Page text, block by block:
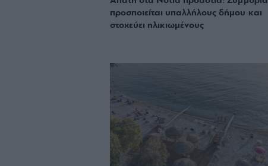
προσποιείται υπαλλήλους δήμου και
στοχεύει ηλικιωμένους